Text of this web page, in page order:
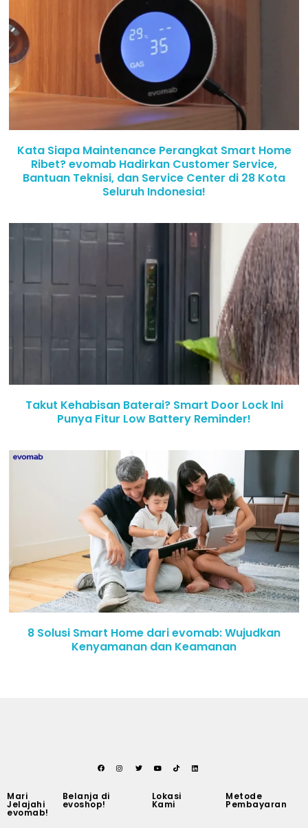
Kata Siapa Maintenance Perangkat Smart Home
Ribet? evomab Hadirkan Customer Service,
Bantuan Teknisi, dan Service Center di 28 Kota
Seluruh Indonesia!
Takut Kehabisan Baterai? Smart Door Lock Ini
Punya Fitur Low Battery Reminder!
8 Solusi Smart Home dari evomab: Wujudkan
Kenyamanan dan Keamanan
Mari
Jelajahi
evomab!
Belanja di
evoshop!
Lokasi
Kami
Metode
Pembayaran